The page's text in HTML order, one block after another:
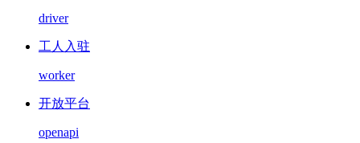
driver
工人入驻
worker
开放平台
openapi